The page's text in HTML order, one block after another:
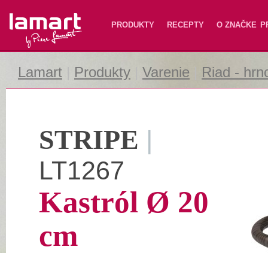
Lamart PRODUKTY RECEPTY O ZNAČKE
Lamart Produkty Varenie Riad -
STRIPE |
LT1267
Kastról Ø 20
cm